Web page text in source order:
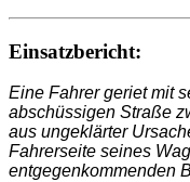
Einsatzbericht:
Eine Fahrer geriet mit
abschüssigen Straße
aus ungeklärter
Fahrerseite seines
entgegenkommenden